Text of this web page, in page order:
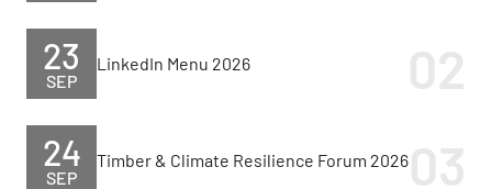
SEP
23 LinkedIn Menu 2026
SEP
24 Timber & Climate Resilience Forum 2026